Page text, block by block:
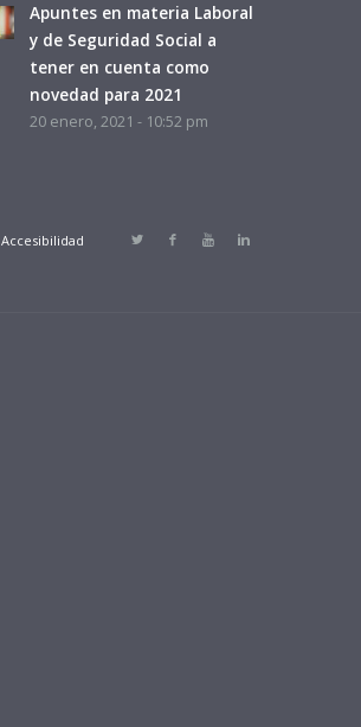
Apuntes en materia Laboral
y de Seguridad Social a
tener en cuenta como
novedad para 2021
20 enero, 2021 - 10:52 pm
Accesibilidad